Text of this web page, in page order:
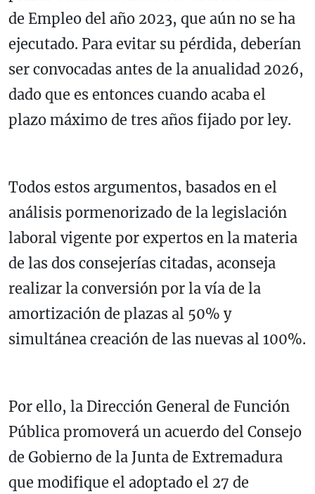
de Empleo del año 2023, que aún no se ha
ejecutado. Para evitar su pérdida, deberían
ser convocadas antes de la anualidad 2026,
dado que es entonces cuando acaba el
plazo máximo de tres años fijado por ley.
Todos estos argumentos, basados en el
análisis pormenorizado de la legislación
laboral vigente por expertos en la materia
de las dos consejerías citadas, aconseja
realizar la conversión por la vía de la
amortización de plazas al 50% y
simultánea creación de las nuevas al 100%.
Por ello, la Dirección General de Función
Pública promoverá un acuerdo del Consejo
de Gobierno de la Junta de Extremadura
que modifique el adoptado el 27 de